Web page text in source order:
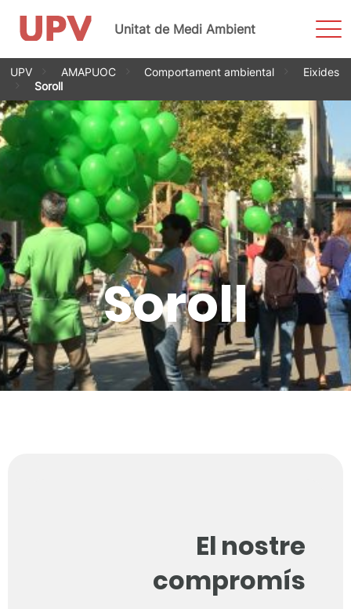
Vés
contingut
Unitat de Medi Ambient
UPV AMAPUOC Comportament ambiental
Eixides
Soroll
Soroll
El nostre
compromís